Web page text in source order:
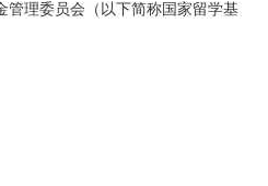
管理委员会（以下简称国家留学基